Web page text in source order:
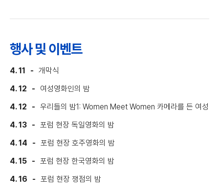
행사 및 이벤트
4. 11
개막식
4. 12
여성영화인의 밤
4. 12
우리들의 밤1: Women Meet Women 카메라를 든 여성
4. 13
포럼 현장 독일영화의 밤
4. 14
포럼 현장 호주영화의 밤
4. 15
포럼 현장 한국영화의 밤
4. 16
포럼 현장 쟁점의 밤